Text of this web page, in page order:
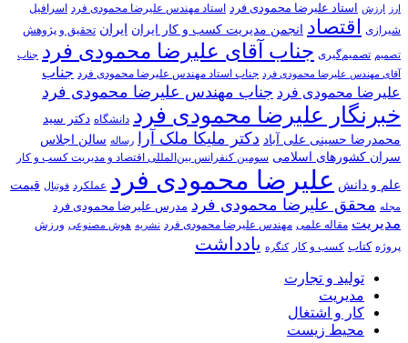
ارز
ارزش استاد علیرضا محمودی فرد استاد مهندس علیرضا محمودی فرد
اسرافیل
شیرازی اقتصاد انجمن مدیریت کسب و کار ایران ایران تحقیق و پژوهش
تصمیم تصمیم‌گیری جناب آقای علیرضا محمودی فرد جناب
آقای مهندس علیرضا محمودی فرد جناب استاد مهندس علیرضا محمودی فرد جناب
علیرضا محمودی فرد جناب مهندس علیرضا محمودی فرد
خبرنگار علیرضا محمودی فرد دانشگاه دکتر سید
محمدرضا حسینی علی آباد دکتر ملیکا ملک آرا رساله سالن اجلاس
سران کشورهای اسلامی سومین کنفرانس بین‌المللی اقتصاد و مدیریت کسب و کار
علم و دانش علیرضا محمودی فرد عملکرد فوتبال قیمت
مجله محقق علیرضا محمودی فرد مدرس علیرضا محمودی فرد
مدیریت مقاله علمی مهندس علیرضا محمودی فرد نشریه هوش مصنوعی ورزش
پروژه کتاب کسب و کار کنگره یادداشت
تولید و تجارت
مدیریت
کار و اشتغال
محیط زیست